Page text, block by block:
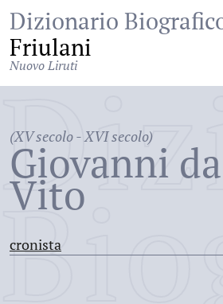
Dizionario
Friulani
Nuovo Liruti
(XV secolo - XVI secolo)
Giovanni
Vito
cronista